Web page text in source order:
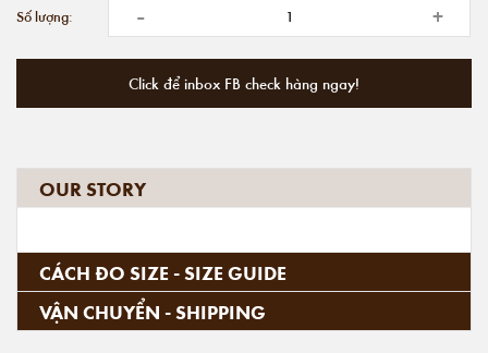
Số lượng: - +
Click để inbox FB check hàng ngay!
OUR STORY
CÁCH ĐO SIZE - SIZE GUIDE
VẬN CHUYỂN - SHIPPING